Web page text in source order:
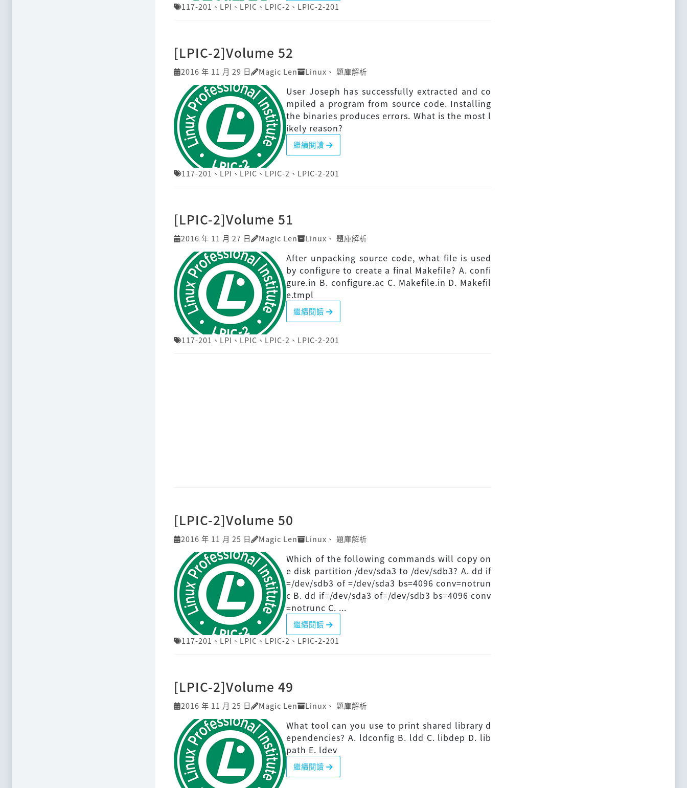
117-201 、 LPI 、 LPIC 、 LPIC-2 、 LPIC-2-201
[LPIC-2]Volume 52
2016 年 11 月 29 日 Magic Len Linux 、 題庫解析
User Joseph has successfully extracted and co
mpiled a program from source code. Installing
the binaries produces errors. What is the most l
ikely reason?
繼續閱讀
117-201 、 LPI 、 LPIC 、 LPIC-2 、 LPIC-2-201
[LPIC-2]Volume 51
2016 年 11 月 27 日 Magic Len Linux 、 題庫解析
After unpacking source code, what file is used
by configure to create a final Makefile? A. confi
gure.in B. configure.ac C. Makefile.in D. Makefil
e.tmpl
繼續閱讀
117-201 、 LPI 、 LPIC 、 LPIC-2 、 LPIC-2-201
[LPIC-2]Volume 50
2016 年 11 月 25 日 Magic Len Linux 、 題庫解析
Which of the following commands will copy on
e disk partition /dev/sda3 to /dev/sdb3? A. dd if
=/dev/sdb3 of =/dev/sda3 bs=4096 conv=notrun
c B. dd if=/dev/sda3 of=/dev/sdb3 bs=4096 conv
=notrunc C. ...
繼續閱讀
117-201 、 LPI 、 LPIC 、 LPIC-2 、 LPIC-2-201
[LPIC-2]Volume 49
2016 年 11 月 25 日 Magic Len Linux 、 題庫解析
What tool can you use to print shared library d
ependencies? A. ldconfig B. ldd C. libdep D. lib
path E. ldev
繼續閱讀